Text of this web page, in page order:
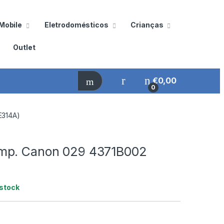
Eletrodomésticos Crianças
Outlet
0
€0,00
Canon 029 4371B002